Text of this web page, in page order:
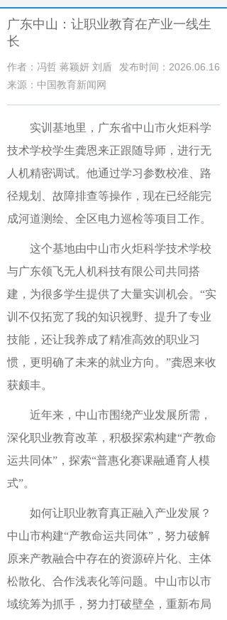
广东中山：让职业教育在产业一线生
长
作者：冯哲 蒋颖妍 刘盾
发布时间：2026.06.16
来源：中国教育新闻网
实训基地里，广东省中山市火炬科学
技术学校学生龚恩来正跟随导师，进行无
人机精密调试。他通过学习参数校准、路
径规划、故障排查等操作，现在已经能完
成河道测绘、全区电力巡检等项目工作。
这个基地由中山市火炬科学技术学校
与广东领飞无人机科技有限公司共同搭
建，为很多学生提供了大量实训机会。“实
训不仅拓宽了我的知识视野、提升了专业
技能，还让我养成了精准高效的职业习
惯，更明确了未来的就业方向。”龚恩来收
获颇丰。
近年来，中山市围绕产业发展所需，
深化职业教育改革，积极探索构建“产教命
运共同体”，探索“普惠化赛课融通育人模
式”。
如何让职业教育真正融入产业发展？
中山市构建“产教命运共同体”，努力破解
原来产教融合中存在的资源碎片化、主体
松散化、合作浅表化等问题。中山市以市
域统筹为抓手，努力打破壁垒，重新布局